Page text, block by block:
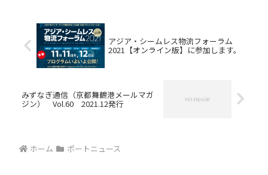
アジア・シームレス物流フォーラム
2021【オンライン版】に参加します。
みずなぎ通信（京都舞鶴港メールマガ
ジン） Vol.60 2021.12発行
ホーム ポートニュース